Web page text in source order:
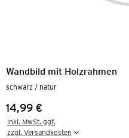
Wandbild mit Holzrahmen
schwarz / natur
Preis:
14,99 €
inkl. MwSt. ggf.
zzgl. Versandkosten